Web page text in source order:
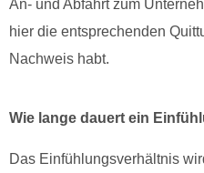
An- und Abfahrt zum
hier die entsprechenden
Nachweis habt.
Wie lange dauert ein
Das Einfühlungsverhältnis